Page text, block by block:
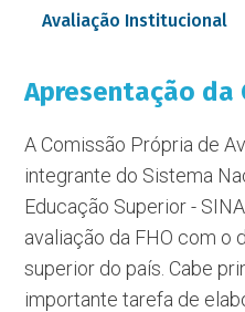
Avaliação Institucional
Apresentação da
A Comissão Própria de
integrante do Sistema
Educação Superior -
avaliação da FHO com o
superior do país. Cabe
importante tarefa de